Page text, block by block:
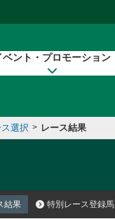
ベント・プロモーション
選択 > レース結果
結果 特別レース登録馬